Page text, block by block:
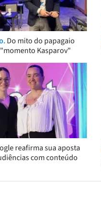
Do mito do papagaio
Kasparov"
reafirma sua aposta
com conteúdo